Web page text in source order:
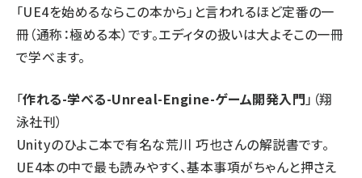
「UE4を始めるならこの本から」と言われるほど定番の一
冊（通称：極める本）です。エディタの扱いは大よそこの一冊
で学べます。
「作れる-学べる-Unreal-Engine-ゲーム開発入門」（翔
泳社刊）
Unityのひよこ本で有名な荒川 巧也さんの解説書です。
UE4本の中で最も読みやすく、基本事項がちゃんと押さえ